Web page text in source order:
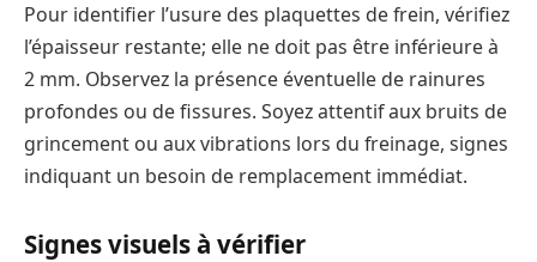
Pour identifier l’usure des plaquettes de frein, vérifiez
l’épaisseur restante; elle ne doit pas être inférieure à
2 mm. Observez la présence éventuelle de rainures
profondes ou de fissures. Soyez attentif aux bruits de
grincement ou aux vibrations lors du freinage, signes
indiquant un besoin de remplacement immédiat.
Signes visuels à vérifier